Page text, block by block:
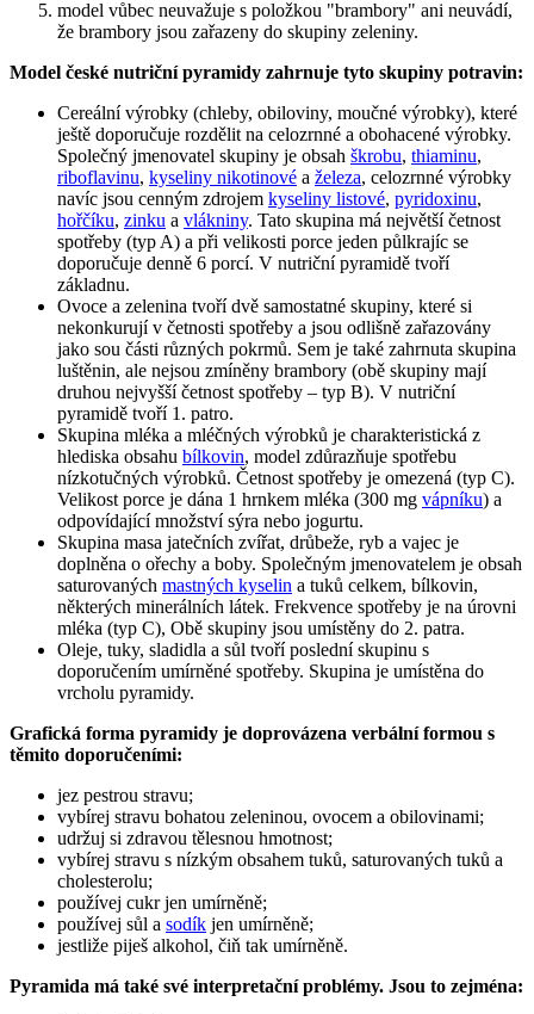
model vůbec neuvažuje s položkou "brambory" ani neuvádí,
že brambory jsou zařazeny do skupiny zeleniny.
Model české nutriční pyramidy zahrnuje tyto skupiny potravin:
Cereální výrobky (chleby, obiloviny, moučné výrobky), které
ještě doporučuje rozdělit na celozrnné a obohacené výrobky.
Společný jmenovatel skupiny je obsah škrobu, thiaminu,
riboflavinu, kyseliny nikotinové a železa, celozrnné výrobky
navíc jsou cenným zdrojem kyseliny listové, pyridoxinu,
hořčíku, zinku a vlákniny. Tato skupina má největší četnost
spotřeby (typ A) a při velikosti porce jeden půlkrajíc se
doporučuje denně 6 porcí. V nutriční pyramidě tvoří
základnu.
Ovoce a zelenina tvoří dvě samostatné skupiny, které si
nekonkurují v četnosti spotřeby a jsou odlišně zařazovány
jako sou části různých pokrmů. Sem je také zahrnuta skupina
luštěnin, ale nejsou zmíněny brambory (obě skupiny mají
druhou nejvyšší četnost spotřeby – typ B). V nutriční
pyramidě tvoří 1. patro.
Skupina mléka a mléčných výrobků je charakteristická z
hlediska obsahu bílkovin, model zdůrazňuje spotřebu
nízkotučných výrobků. Četnost spotřeby je omezená (typ C).
Velikost porce je dána 1 hrnkem mléka (300 mg vápníku) a
odpovídající množství sýra nebo jogurtu.
Skupina masa jatečních zvířat, drůbeže, ryb a vajec je
doplněna o ořechy a boby. Společným jmenovatelem je obsah
saturovaných mastných kyselin a tuků celkem, bílkovin,
některých minerálních látek. Frekvence spotřeby je na úrovni
mléka (typ C), Obě skupiny jsou umístěny do 2. patra.
Oleje, tuky, sladidla a sůl tvoří poslední skupinu s
doporučením umírněné spotřeby. Skupina je umístěna do
vrcholu pyramidy.
Grafická forma pyramidy je doprovázena verbální formou s
těmito doporučeními:
jez pestrou stravu;
vybírej stravu bohatou zeleninou, ovocem a obilovinami;
udržuj si zdravou tělesnou hmotnost;
vybírej stravu s nízkým obsahem tuků, saturovaných tuků a
cholesterolu;
používej cukr jen umírněně;
používej sůl a sodík jen umírněně;
jestliže piješ alkohol, čiň tak umírněně.
Pyramida má také své interpretační problémy. Jsou to zejména: